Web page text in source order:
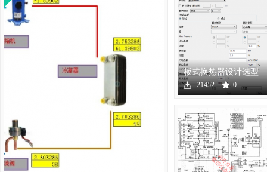
制
板式换热器设计选型
软件下载
21452 0